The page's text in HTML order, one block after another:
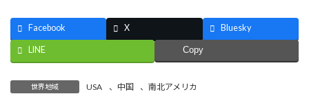
Facebook X Bluesky
LINE Copy
世界地域 USA 、 中国 、南北アメリカ